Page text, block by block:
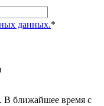
данных.*
В ближайшее время с